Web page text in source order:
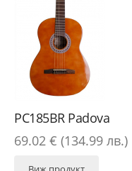
PC185BR Padova
69.02 € (134.99 лв.)